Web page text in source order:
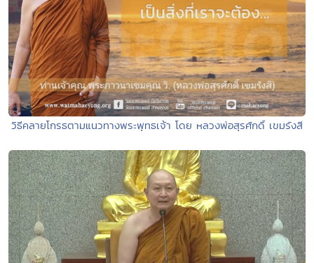
วิธีคลายโกรธตามแนวทางพระพุทธเจ้า โดย หลวงพ่อสุรศักดิ์ เขมรังสี